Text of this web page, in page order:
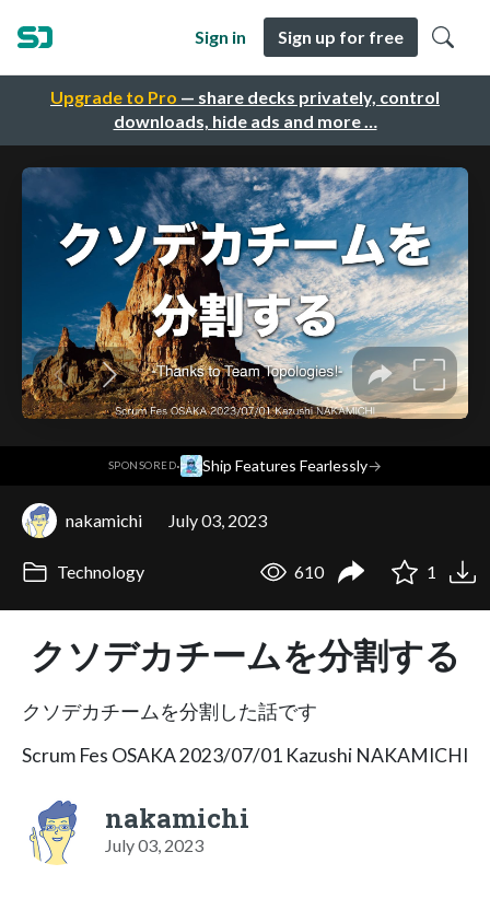
Upgrade to Pro — share decks privately, control
downloads, hide ads and more …
Sign in Sign up for free
SPONSORED· Ship Features Fearlessly→
nakamichi July 03, 2023
Technology 610 1
クソデカチームを分割する
クソデカチームを分割した話です
Scrum Fes OSAKA 2023/07/01 Kazushi NAKAMICHI
nakamichi
July 03, 2023